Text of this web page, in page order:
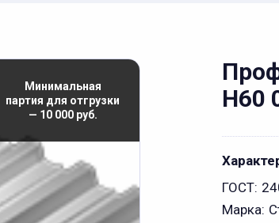
Минимальная
партия для отгрузки
— 10 000 руб.
Н60
ГОСТ:
Марка: